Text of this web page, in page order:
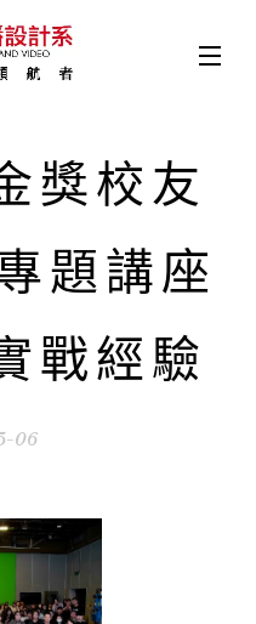
獎校友
題講座
戰經驗
06